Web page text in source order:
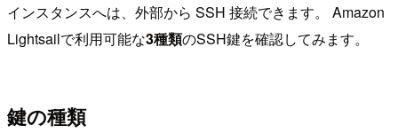
インスタンスへは、外部から SSH 接続できます。 Amazon
Lightsailで利用可能な3種類のSSH鍵を確認してみます。
鍵の種類